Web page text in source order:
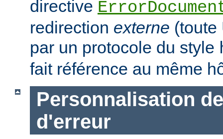
directive
redirection externe (toute
par un protocole du style
fait référence au même
Personnalisation
d'erreur